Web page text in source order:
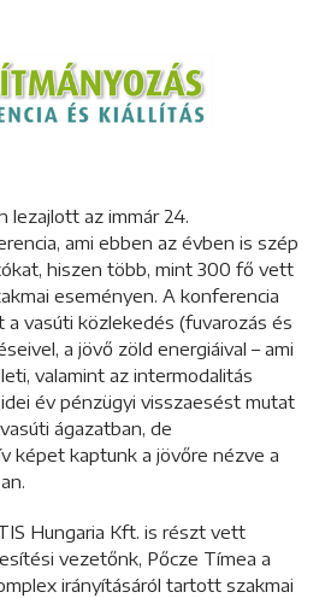
lezajlott az immár 24.
ami ebben az évben is szép
hiszen több, mint 300 fő vett
eseményen. A konferencia
vasúti közlekedés (fuvarozás és
a jövő zöld energiáival – ami
valamint az intermodalitás
év pénzügyi visszaesést mutat
ágazatban, de
képet kaptunk a jövőre nézve a
Hungaria Kft. is részt vett
vezetőnk, Pőcze Tímea a
irányításáról tartott szakmai